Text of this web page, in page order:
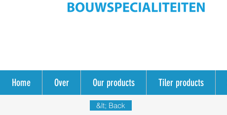
Home Over Our products Tiler products
&lt; Back